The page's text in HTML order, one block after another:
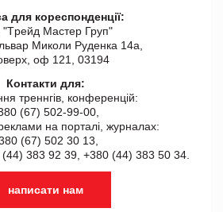
для кореспонденції:
Мастер Груп"
Миколи Руденка 14а,
оф 121, 03194
Контакти для:
треннгів, конференцій:
(67) 502-99-00,
на порталі, журналах:
(67) 502 30 13,
(44) 383 92 39, +380 (44) 383 50 34.
написати нам